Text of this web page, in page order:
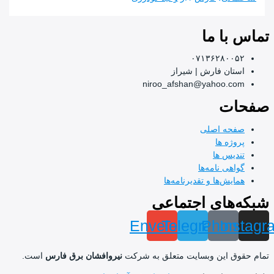
ما
فارش | شیراز
اصلی
ها
نامه‌ها
و تقدیرنامه‌ها
اجتماعی
Telegram
Envelope
این وبسایت متعلق به شرکتنیروافشان برق فارس است.